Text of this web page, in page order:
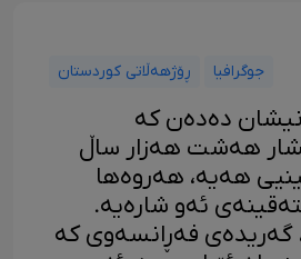
جوگرافیا ڕۆژهەڵاتی کوردستان
نیشان ده‌ده‌ن که‌
هه‌شت هه‌زار ساڵ
هه‌یه‌، هەروەها
ئەو شارەیە.
گەریدەی فەڕانسەوی کە